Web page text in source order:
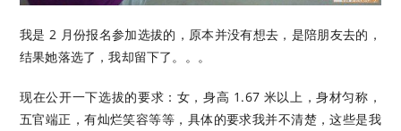
我是 2 月份报名参加选拔的，原本并没有想去，是陪朋友去的，
结果她落选了，我却留下了。。。
现在公开一下选拔的要求：女，身高 1.67 米以上，身材匀称，
五官端正，有灿烂笑容等等，具体的要求我并不清楚，这些是我